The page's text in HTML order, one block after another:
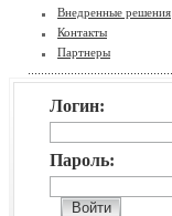
Внедренные решения
Контакты
Партнеры
Логин:
Пароль: